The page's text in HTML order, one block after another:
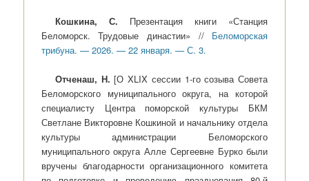
Кошкина, С. Презентация книги «Станция
Беломорск. Трудовые династии» // Беломорская
трибуна. — 2026. — 22 января. — С. 3.
Отченаш, Н. [О XLIX сессии 1-го созыва Совета
Беломорского муниципального округа, на которой
специалисту Центра поморской культуры БКМ
Светлане Викторовне Кошкиной и начальнику отдела
культуры администрации Беломорского
муниципального округа Алле Сергеевне Бурко были
вручены благодарности организационного комитета